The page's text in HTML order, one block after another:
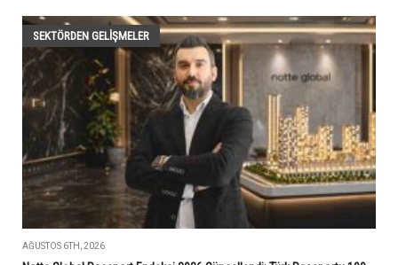
SEKTÖRDEN GELIŞMELER
AĞUSTOS 6TH, 2026